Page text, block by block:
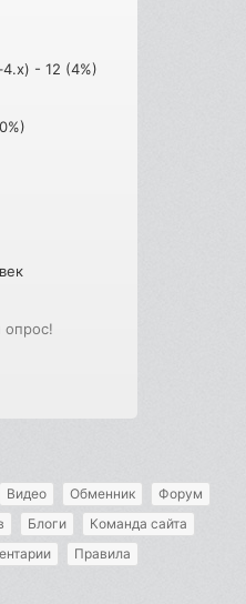
- 12 (4%)
Видео Обменник
Форум
Блоги
Команда сайта
Правила